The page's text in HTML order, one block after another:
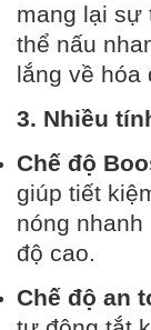
mang lại sự
thể nấu
lắng về hóa
3. Nhiều
Chế độ
giúp tiết
nóng
độ cao.
Chế độ an